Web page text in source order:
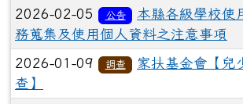
2026-02-05 公告
本縣各級學校使
務蒐集及使用個人資料之注意事項
2026-01-09 調查
家扶基金會【兒
查】